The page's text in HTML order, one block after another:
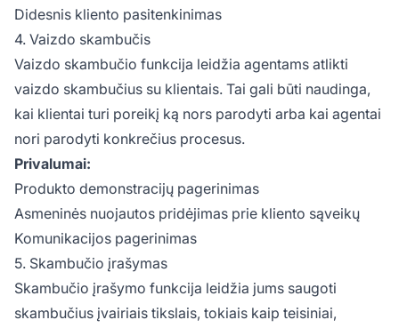
Didesnis kliento pasitenkinimas
4. Vaizdo skambučis
Vaizdo skambučio funkcija leidžia agentams atlikti
vaizdo skambučius su klientais. Tai gali būti naudinga,
kai klientai turi poreikį ką nors parodyti arba kai agentai
nori parodyti konkrečius procesus.
Privalumai:
Produkto demonstracijų pagerinimas
Asmeninės nuojautos pridėjimas prie kliento sąveikų
Komunikacijos pagerinimas
5. Skambučio įrašymas
Skambučio įrašymo funkcija leidžia jums saugoti
skambučius įvairiais tikslais, tokiais kaip teisiniai,